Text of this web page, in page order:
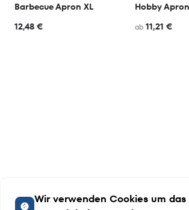
Barbecue Apron XL
12,48 €
Hobby Apron
ab 11,21 €
Wir verwenden Cookies um das